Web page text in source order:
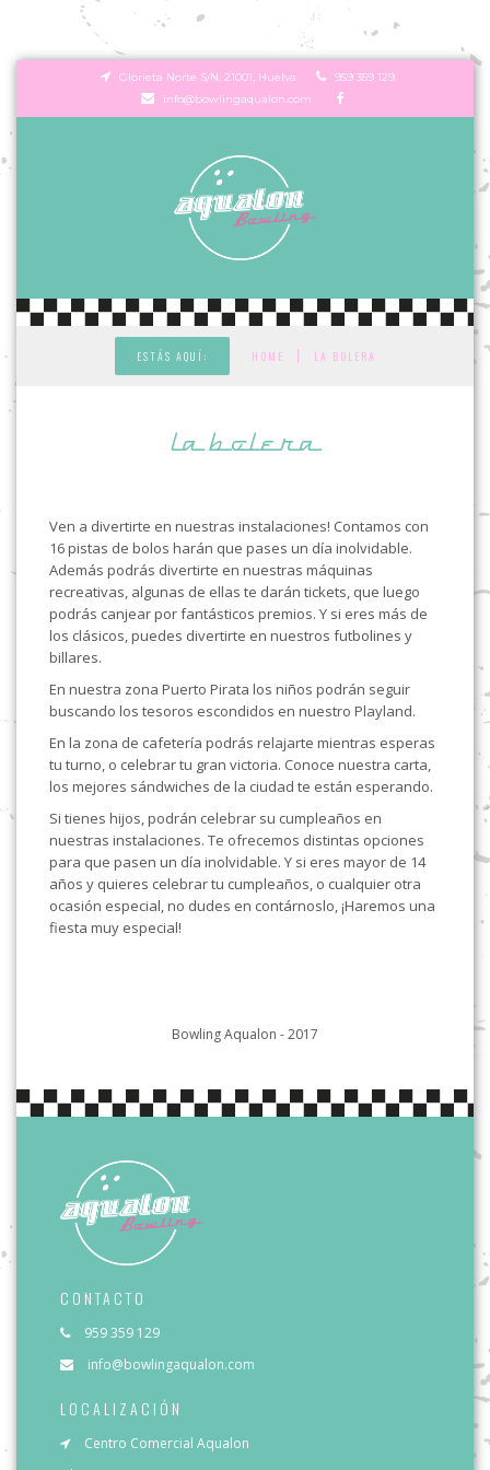
Glorieta Norte S/N, 21001, Huelva
959 359 129
info@bowlingaqualon.com
ESTÁS AQUÍ: HOME | LA BOLERA
la bolera
Ven a divertirte en nuestras instalaciones! Contamos con
16 pistas de bolos harán que pases un día inolvidable.
Además podrás divertirte en nuestras máquinas
recreativas, algunas de ellas te darán tickets, que luego
podrás canjear por fantásticos premios. Y si eres más de
los clásicos, puedes divertirte en nuestros futbolines y
billares.
En nuestra zona Puerto Pirata los niños podrán seguir
buscando los tesoros escondidos en nuestro Playland.
En la zona de cafetería podrás relajarte mientras esperas
tu turno, o celebrar tu gran victoria. Conoce nuestra carta,
los mejores sándwiches de la ciudad te están esperando.
Si tienes hijos, podrán celebrar su cumpleaños en
nuestras instalaciones. Te ofrecemos distintas opciones
para que pasen un día inolvidable. Y si eres mayor de 14
años y quieres celebrar tu cumpleaños, o cualquier otra
ocasión especial, no dudes en contárnoslo, ¡Haremos una
fiesta muy especial!
Bowling Aqualon - 2017
CONTACTO
959 359 129
info@bowlingaqualon.com
LOCALIZACIÓN
Centro Comercial Aqualon